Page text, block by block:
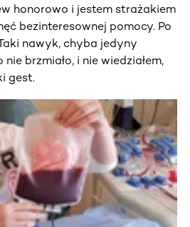
honorowo i jestem strażakiem
bezinteresownej pomocy. Po
nawyk, chyba jedyny
brzmiało, i nie wiedziałem,
gest.